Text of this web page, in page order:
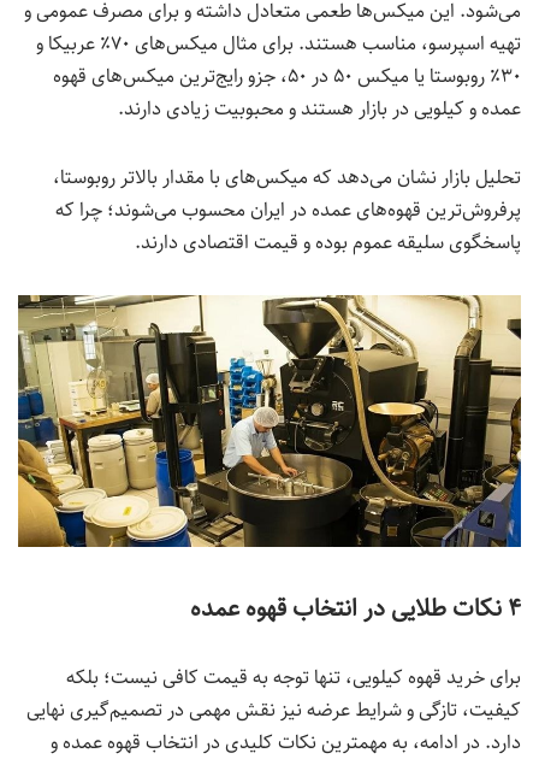
می‌شود. این میکس‌ها طعمی متعادل داشته و برای مصرف عمومی و
تهیه اسپرسو، مناسب هستند. برای مثال میکس‌های ۷۰٪ عربیکا و
۳۰٪ روبوستا یا میکس ۵۰ در ۵۰، جزو رایج‌ترین میکس‌های قهوه
عمده و کیلویی در بازار هستند و محبوبیت زیادی دارند.
تحلیل بازار نشان می‌دهد که میکس‌های با مقدار بالاتر روبوستا،
پرفروش‌ترین قهوه‌های عمده در ایران محسوب می‌شوند؛ چرا که
پاسخگوی سلیقه عموم بوده و قیمت اقتصادی دارند.
۴ نکات طلایی در انتخاب قهوه عمده
برای خرید قهوه کیلویی، تنها توجه به قیمت کافی نیست؛ بلکه
کیفیت، تازگی و شرایط عرضه نیز نقش مهمی در تصمیم‌گیری نهایی
دارد. در ادامه، به مهمترین نکات کلیدی در انتخاب قهوه عمده و